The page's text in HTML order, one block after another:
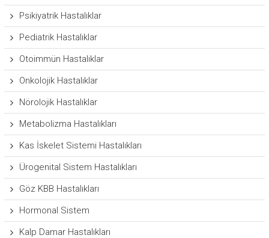
Psikiyatrik Hastalıklar
Pediatrik Hastalıklar
Otoimmün Hastalıklar
Onkolojik Hastalıklar
Nörolojik Hastalıklar
Metabolizma Hastalıkları
Kas İskelet Sistemi Hastalıkları
Ürogenital Sistem Hastalıkları
Göz KBB Hastalıkları
Hormonal Sistem
Kalp Damar Hastalıkları